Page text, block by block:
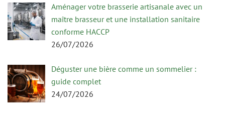
Aménager votre brasserie artisanale avec un
maître brasseur et une installation sanitaire
conforme HACCP
26/07/2026
Déguster une bière comme un sommelier :
guide complet
24/07/2026